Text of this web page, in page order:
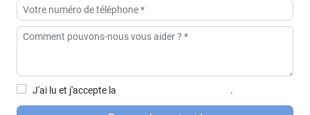
J'ai lu et j'accepte la .